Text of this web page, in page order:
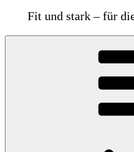
Fit und stark – für